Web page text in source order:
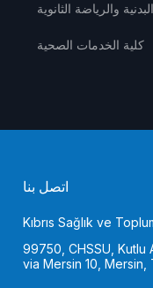
اتصل بنا
Kıbrıs Sağlık ve
99750, CHSSU, Kutlu
via Mersin 10, Mersin,
والرياضة الثانوية
كلية الخدمات الصحية